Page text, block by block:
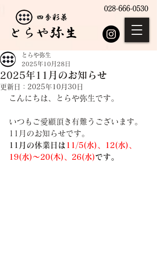
028-666-0530
2025年11月のお知らせ
とらや弥生
2025年10月28日
更新日： 2025年10月30日
こんにちは、とらや弥生です。
いつもご愛顧頂き有難うございます。
11月のお知らせです。
11月の休業日は 11/5(水)、12(水)、
19(水)～20(木)、26(水)です。